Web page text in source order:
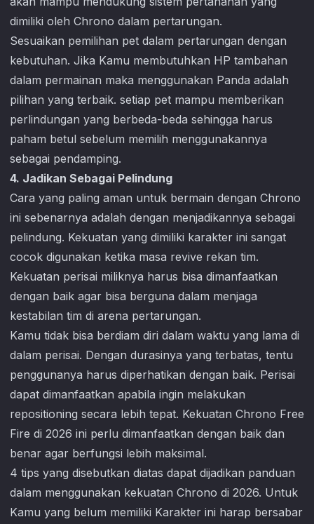
dimiliki oleh Chrono dalam pertarungan.
Sesuaikan pemilihan pet dalam pertarungan dengan
kebutuhan. Jika Kamu membutuhkan HP tambahan
dalam permainan maka menggunakan Panda adalah
pilihan yang terbaik. setiap pet mampu memberikan
perlindungan yang berbeda-beda sehingga harus
paham betul sebelum memilih menggunakannya
sebagai pendamping.
4. Jadikan Sebagai Pelindung
Cara yang paling aman untuk bermain dengan Chrono
ini sebenarnya adalah dengan menjadikannya sebagai
pelindung. Kekuatan yang dimiliki karakter ini sangat
cocok digunakan ketika masa revive rekan tim.
Kekuatan perisai miliknya harus bisa dimanfaatkan
dengan baik agar bisa berguna dalam menjaga
kestabilan tim di arena pertarungan.
Kamu tidak bisa berdiam diri dalam waktu yang lama di
dalam perisai. Dengan durasinya yang terbatas, tentu
penggunanya harus diperhatikan dengan baik. Perisai
dapat dimanfaatkan apabila ingin melakukan
repositioning secara lebih tepat. Kekuatan Chrono Free
Fire di 2026 ini perlu dimanfaatkan dengan baik dan
benar agar berfungsi lebih maksimal.
4 tips yang disebutkan diatas dapat dijadikan panduan
dalam menggunakan kekuatan Chrono di 2026. Untuk
Kamu yang belum memiliki Karakter ini harap bersabar